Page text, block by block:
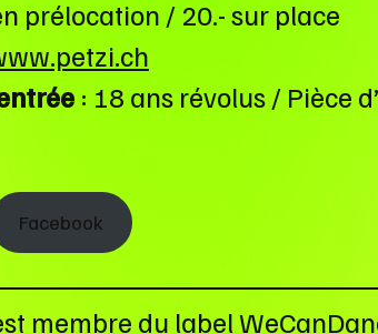
prélocation / 20.- sur place
: 18 ans révolus / Pièce
Facebook
membre du label